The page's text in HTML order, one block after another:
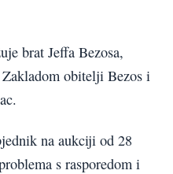
brat Jeffa Bezosa,
obitelji Bezos i
na aukciji od 28
s rasporedom i